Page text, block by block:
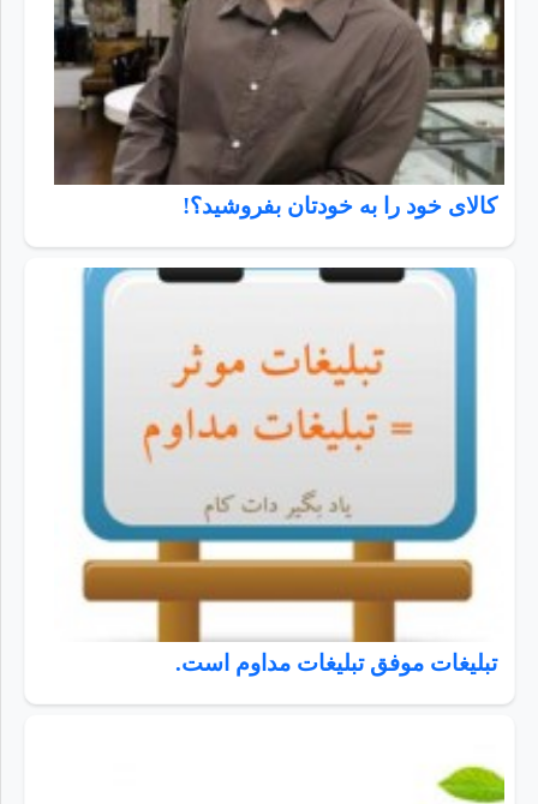
کالای خود را به خودتان بفروشید؟!
تبلیغات موفق تبلیغات مداوم است.